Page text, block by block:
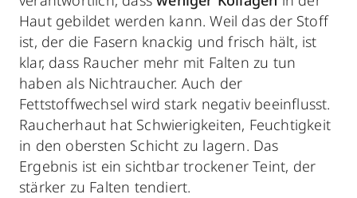
Haut gebildet werden kann. Weil das der Stoff
ist, der die Fasern knackig und frisch hält, ist
klar, dass Raucher mehr mit Falten zu tun
haben als Nichtraucher. Auch der
Fettstoffwechsel wird stark negativ beeinflusst.
Raucherhaut hat Schwierigkeiten, Feuchtigkeit
in den obersten Schicht zu lagern. Das
Ergebnis ist ein sichtbar trockener Teint, der
stärker zu Falten tendiert.